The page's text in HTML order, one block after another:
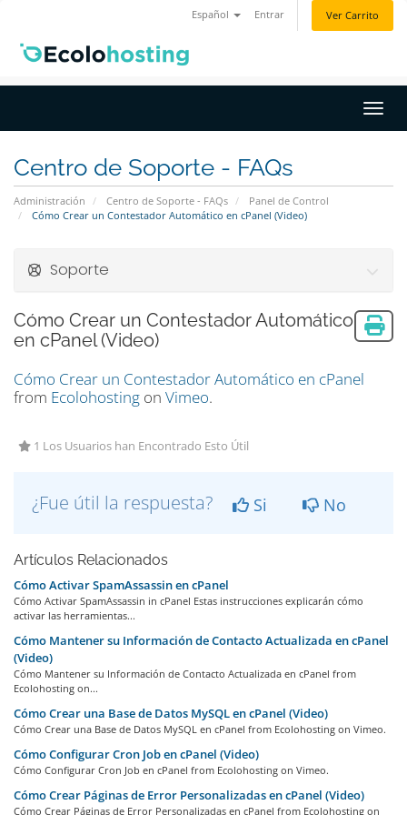
Español Entrar Ver Carrito
Centro de Soporte - FAQs
Administración Centro de Soporte - FAQs
Panel de Control
Cómo Crear un Contestador Automático en cPanel (Video)
Soporte
Cómo Crear un Contestador Automático
en cPanel (Video)
Cómo Crear un Contestador Automático en cPanel
from Ecolohosting on Vimeo.
1 Los Usuarios han Encontrado Esto Útil
¿Fue útil la respuesta? Si No
Artículos Relacionados
Cómo Activar SpamAssassin en cPanel
Cómo Activar SpamAssassin in cPanel Estas instrucciones explicarán cómo
activar las herramientas...
Cómo Mantener su Información de Contacto Actualizada en cPanel
(Video)
Cómo Mantener su Información de Contacto Actualizada en cPanel from
Ecolohosting on...
Cómo Crear una Base de Datos MySQL en cPanel (Video)
Cómo Crear una Base de Datos MySQL en cPanel from Ecolohosting on Vimeo.
Cómo Configurar Cron Job en cPanel (Video)
Cómo Configurar Cron Job en cPanel from Ecolohosting on Vimeo.
Cómo Crear Páginas de Error Personalizadas en cPanel (Video)
Cómo Crear Páginas de Error Personalizadas en cPanel from Ecolohosting on